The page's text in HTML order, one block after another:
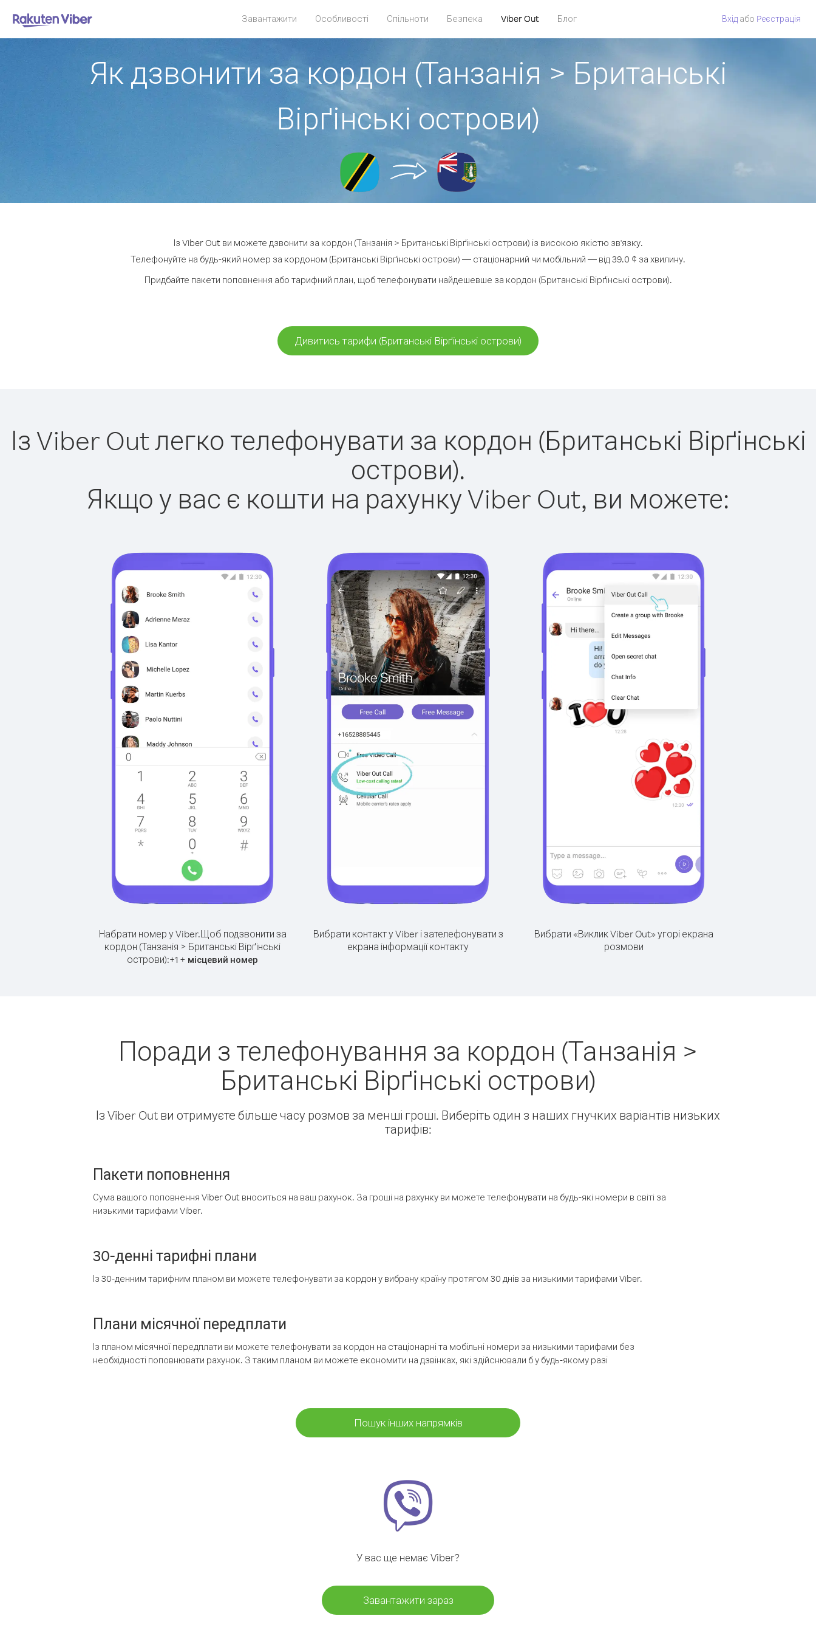
Завантажити Особливості Спільноти Безпека Viber Out Блог Вхід або Pеєстрація
Як дзвонити за кордон (Танзанія > Британські
Вірґінські острови)
Із Viber Out ви можете дзвонити за кордон (Танзанія > Британські Вірґінські острови) із високою якістю зв'язку.
Телефонуйте на будь-який номер за кордоном (Британські Вірґінські острови) — стаціонарний чи мобільний — від 39.0 ¢ за хвилину.
Придбайте пакети поповнення або тарифний план, щоб телефонувати найдешевше за кордон (Британські Вірґінські острови).
Дивитись тарифи (Британські Вірґінські острови)
Із Viber Out легко телефонувати за кордон (Британські Вірґінські
острови).
Якщо у вас є кошти на рахунку Viber Out, ви можете:
Набрати номер у Viber.Щоб подзвонити за
кордон (Танзанія > Британські Вірґінські
острови):+1 + місцевий номер
Вибрати контакт у Viber і зателефонувати з
екрана інформації контакту
Вибрати «Виклик Viber Out» угорі екрана
розмови
Поради з телефонування за кордон (Танзанія >
Британські Вірґінські острови)
Із Viber Out ви отримуєте більше часу розмов за менші гроші. Виберіть один з наших гнучких варіантів низьких
тарифів:
Пакети поповнення
Сума вашого поповнення Viber Out вноситься на ваш рахунок. За гроші на рахунку ви можете телефонувати на будь-які номери в світі за
низькими тарифами Viber.
30-денні тарифні плани
Із 30-денним тарифним планом ви можете телефонувати за кордон у вибрану країну протягом 30 днів за низькими тарифами Viber.
Плани місячної передплати
Із планом місячної передплати ви можете телефонувати за кордон на стаціонарні та мобільні номери за низькими тарифами без
необхідності поповнювати рахунок. З таким планом ви можете економити на дзвінках, які здійснювали б у будь-якому разі
Пошук інших напрямків
У вас ще немає Viber?
Завантажити зараз